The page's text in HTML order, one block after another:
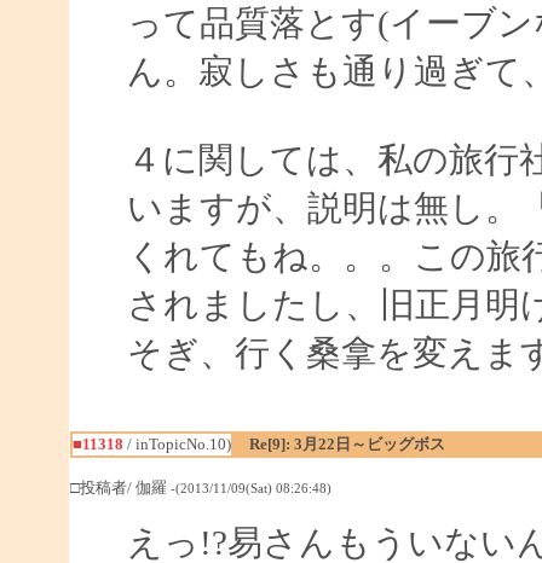
って品質落とす(イーブ
ん。寂しさも通り過ぎて
４に関しては、私の旅行
いますが、説明は無し。
くれてもね。。。この旅
されましたし、旧正月明
そぎ、行く桑拿を変えま
■11318 / inTopicNo.10) Re[9]: 3月22日～ビッグボス
□投稿者/ 伽羅 -(2013/11/09(Sat) 08:26:48)
えっ!?易さんもういない